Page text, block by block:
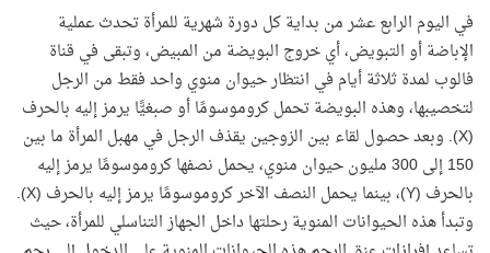
في اليوم الرابع عشر من بداية كل دورة شهرية للمرأة تحدث عملية
الإباضة أو التبويض، أي خروج البويضة من المبيض، وتبقى في قناة
فالوب لمدة ثلاثة أيام في انتظار حيوان منوي واحد فقط من الرجل
لتخصيبها، وهذه البويضة تحمل كروموسومًا أو صبغيًّا يرمز إليه بالحرف
(
X). وبعد حصول لقاء بين الزوجين يقذف الرجل في مهبل المرأة ما بين
150 إلى 300 مليون حيوان منوي، يحمل نصفها كروموسومًا يرمز إليه
بالحرف (Y)، بينما يحمل النصف الآخر كروموسومًا يرمز إليه بالحرف (X
).
وتبدأ هذه الحيوانات المنوية رحلتها داخل الجهاز التناسلي للمرأة، حيث